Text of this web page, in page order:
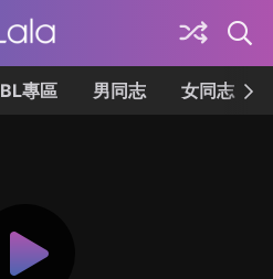
BL專區 男同志 女同志